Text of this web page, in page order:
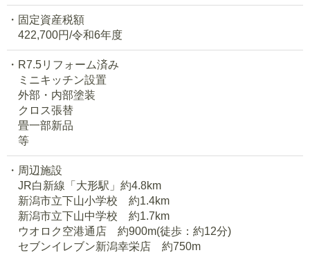
固定資産税額
422,700円/令和6年度
R7.5リフォーム済み
ミニキッチン設置
外部・内部塗装
クロス張替
畳一部新品
等
周辺施設
JR白新線「大形駅」約4.8km
新潟市立下山小学校 約1.4km
新潟市立下山中学校 約1.7km
ウオロク空港通店 約900m(徒歩：約12分)
セブンイレブン新潟幸栄店 約750m